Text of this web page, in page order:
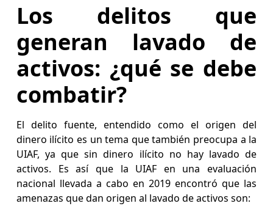
Los delitos que
generan lavado de
activos: ¿qué se debe
combatir?
El delito fuente, entendido como el origen del
dinero ilícito es un tema que también preocupa a la
UIAF, ya que sin dinero ilícito no hay lavado de
activos. Es así que la UIAF en una evaluación
nacional llevada a cabo en 2019 encontró que las
amenazas que dan origen al lavado de activos son: